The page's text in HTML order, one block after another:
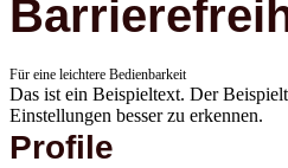
Für eine leichtere Bedienbarkeit
Das ist ein Beispieltext. Der
Einstellungen besser zu erkennen.
Profile